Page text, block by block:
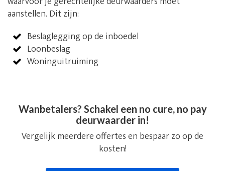
aanstellen. Dit zijn:
Beslaglegging op de inboedel
Loonbeslag
Woninguitruiming
Wanbetalers? Schakel een no cure, no pay
deurwaarder in!
Vergelijk meerdere offertes en bespaar zo op de
kosten!